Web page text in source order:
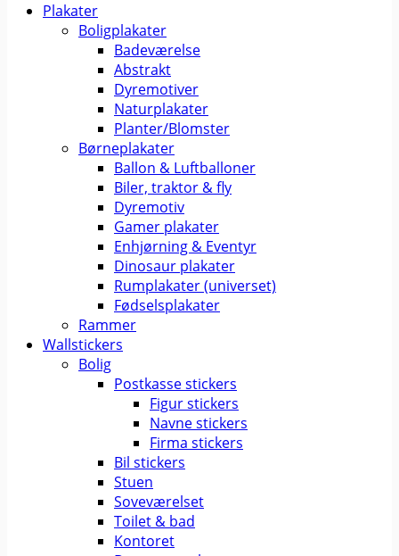
Plakater
Boligplakater
Badeværelse
Abstrakt
Dyremotiver
Naturplakater
Planter/Blomster
Børneplakater
Ballon & Luftballoner
Biler, traktor & fly
Dyremotiv
Gamer plakater
Enhjørning & Eventyr
Dinosaur plakater
Rumplakater (universet)
Fødselsplakater
Rammer
Wallstickers
Bolig
Postkasse stickers
Figur stickers
Navne stickers
Firma stickers
Bil stickers
Stuen
Soveværelset
Toilet & bad
Kontoret